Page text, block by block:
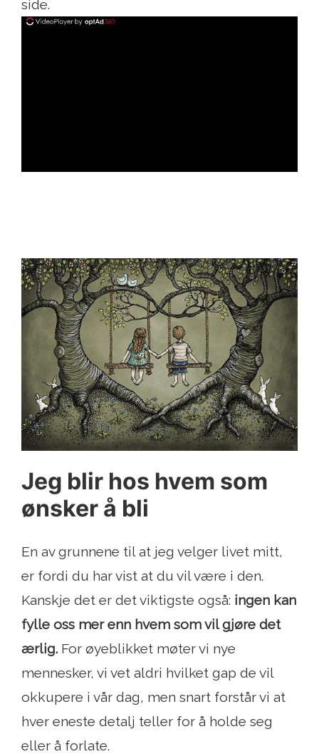
side.
Jeg blir hos hvem som
ønsker å bli
En av grunnene til at jeg velger livet mitt,
er fordi du har vist at du vil være i den.
Kanskje det er det viktigste også: ingen kan
fylle oss mer enn hvem som vil gjøre det
ærlig. For øyeblikket møter vi nye
mennesker, vi vet aldri hvilket gap de vil
okkupere i vår dag, men snart forstår vi at
hver eneste detalj teller for å holde seg
eller å forlate.